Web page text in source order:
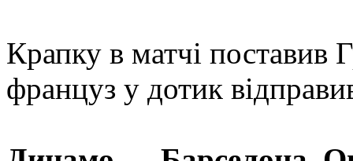
Крапку в матчі поставив
француз у дотик